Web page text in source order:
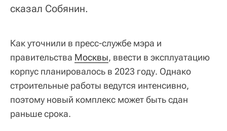
сказал Собянин.
Как уточнили в пресс-службе мэра и
правительства Москвы, ввести в эксплуатацию
корпус планировалось в 2023 году. Однако
строительные работы ведутся интенсивно,
поэтому новый комплекс может быть сдан
раньше срока.